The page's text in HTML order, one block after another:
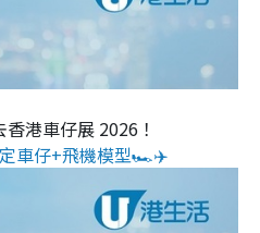
香港車仔展 2026！
車仔+飛機模型🏎️✈️